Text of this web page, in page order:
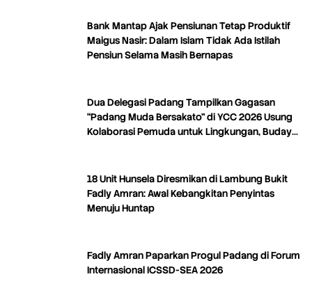
Bank Mantap Ajak Pensiunan Tetap Produktif
Maigus Nasir: Dalam Islam Tidak Ada Istilah
Pensiun Selama Masih Bernapas
Dua Delegasi Padang Tampilkan Gagasan
“Padang Muda Bersakato” di YCC 2026 Usung
Kolaborasi Pemuda untuk Lingkungan, Budaya,
18 Unit Hunsela Diresmikan di Lambung Bukit
Fadly Amran: Awal Kebangkitan Penyintas
Menuju Huntap
Fadly Amran Paparkan Progul Padang di Forum
Internasional ICSSD-SEA 2026